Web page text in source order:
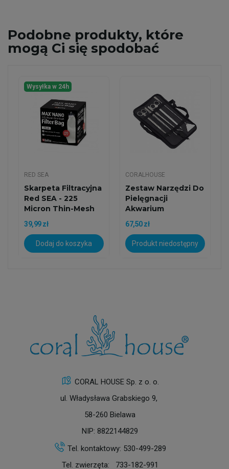
Podobne produkty, które
mogą Ci się spodobać
Wysyłka w 24h
RED SEA
Skarpeta Filtracyjna
Red SEA - 225
Micron Thin-Mesh
MAX NANO
39,99 zł
Dodaj do koszyka
CORALHOUSE
Zestaw Narzędzi Do
Pielęgnacji
Akwarium
67,50 zł
Produkt niedostępny
CORAL HOUSE Sp. z o. o.
ul. Władysława Grabskiego 9,
58-260 Bielawa
NIP: 8822144829
Tel. kontaktowy: 530-499-289
Tel. zwierzęta: 733-182-991